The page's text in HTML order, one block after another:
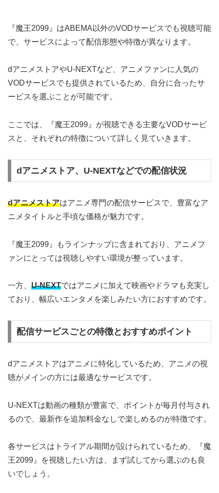
『魔王2099』はABEMA以外のVODサービスでも視聴可能
で、サービスによって配信形態や特徴が異なります。
dアニメストアやU-NEXTなど、アニメファンに人気の
VODサービスでも提供されているため、自分に合ったサ
ービスを選ぶことが可能です。
ここでは、『魔王2099』が視聴できる主要なVODサービ
スと、それぞれの特徴について詳しく見ていきます。
dアニメストア、U-NEXTなどでの配信状況
dアニメストアはアニメ専門の配信サービスで、豊富なア
ニメタイトルと手頃な価格が魅力です。
『魔王2099』もラインナップに含まれており、アニメフ
ァンにとっては視聴しやすい環境が整っています。
一方、 U-NEXTではアニメに加えて映画やドラマも充実し
ており、幅広いエンタメを楽しみたい方におすすめです。
配信サービスごとの特徴とおすすめポイント
dアニメストアはアニメに特化しているため、アニメの視
聴がメインの方には最適なサービスです。
U-NEXTは動画の種類が豊富で、ポイントが毎月付与され
るので、最新作を追加料金なしで楽しめるのが特徴です。
各サービスはトライアル期間が設けられているため、『魔
王2099』を視聴したい方は、まず試してから選ぶのも良
いでしょう。